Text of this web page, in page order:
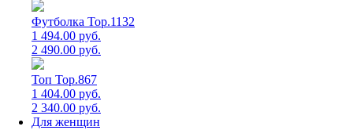
Футболка Top.1132
1 494.00 руб.
2 490.00 руб.
Топ Top.867
1 404.00 руб.
2 340.00 руб.
Для женщин